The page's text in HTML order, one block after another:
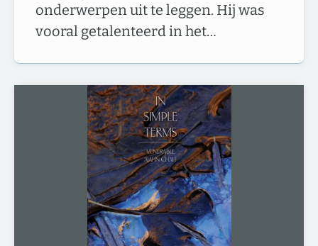
onderwerpen uit te leggen. Hij was
vooral getalenteerd in het…